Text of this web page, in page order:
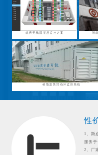
机房无线温湿度监控方案 智
储能集装箱动环监控系统
性
1、斯
服务
2、厂